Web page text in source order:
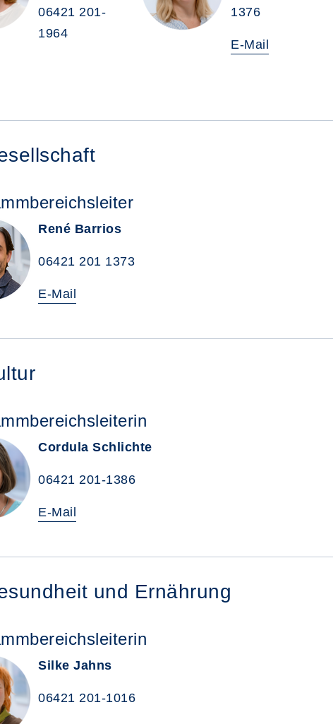
06421 201-
1964
1376
E-Mail
René Barrios
06421 201 1373
E-Mail
Cordula Schlichte
06421 201-1386
E-Mail
und Ernährung
Silke Jahns
06421 201-1016